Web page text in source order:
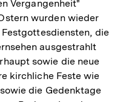
Vergangenheit"
wurden wieder
die
ausgestrahlt
sowie die neue
kirchliche Feste wie
die Gedenktage